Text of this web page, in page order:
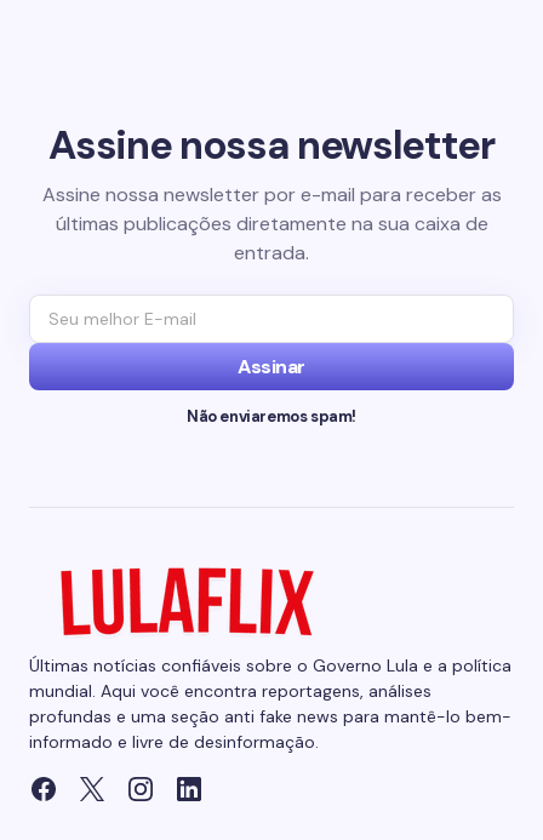
Assine nossa newsletter
Assine nossa newsletter por e-mail para receber as
últimas publicações diretamente na sua caixa de
entrada.
Assinar
Não enviaremos spam!
Últimas notícias confiáveis sobre o Governo Lula e a política
mundial. Aqui você encontra reportagens, análises
profundas e uma seção anti fake news para mantê-lo bem-
informado e livre de desinformação.